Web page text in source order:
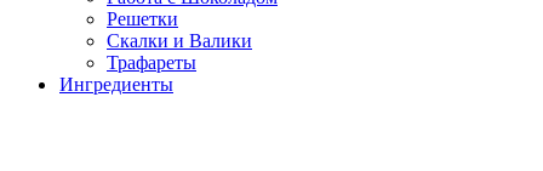
Решетки
Скалки и Валики
Трафареты
Ингредиенты